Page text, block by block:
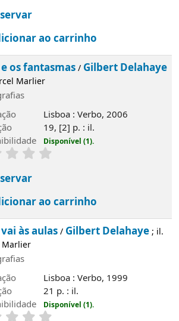
ao carrinho
os fantasmas/ Gilbert Delahaye
Marlier
Lisboa : Verbo, 2006
19, [2] p. : il.
Disponível (1).
ao carrinho
às aulas/ Gilbert Delahaye; il.
Marlier
Lisboa : Verbo, 1999
21 p. : il.
Disponível (1).